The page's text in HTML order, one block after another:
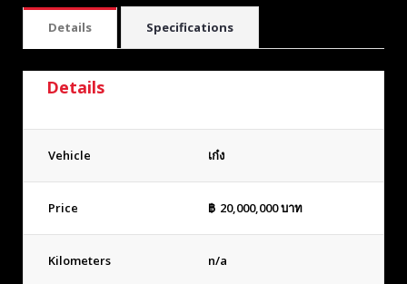
Details Specifications
Details
Vehicle เก๋ง
Price ฿ 20,000,000บาท
Kilometers n/a